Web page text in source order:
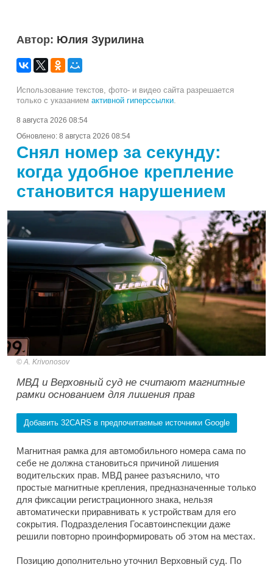
Автор: Юлия Зурилина
Использование текстов, фото- и видео сайта разрешается
только с указанием активной гиперссылки.
8 августа 2026 08:54
Обновлено: 8 августа 2026 08:54
Снял номер за секунду:
когда удобное крепление
становится нарушением
A. Krivonosov
МВД и Верховный суд не считают магнитные
рамки основанием для лишения прав
Добавить 32CARS в предпочитаемые источники Google
Магнитная рамка для автомобильного номера сама по
себе не должна становиться причиной лишения
водительских прав. МВД ранее разъяснило, что
простые магнитные крепления, предназначенные только
для фиксации регистрационного знака, нельзя
автоматически приравнивать к устройствам для его
сокрытия. Подразделения Госавтоинспекции даже
решили повторно проинформировать об этом на местах.
Позицию дополнительно уточнил Верховный суд. По